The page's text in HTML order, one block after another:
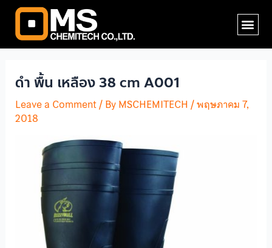
Skip
content
ดำ พื้น เหลือง 38 cm A001
Leave a Comment/ ByMSCHEMITECH /พฤษภาคม 7,
2018
Post
navigation